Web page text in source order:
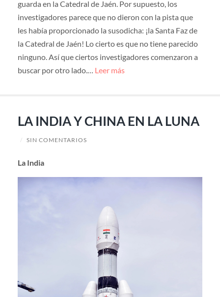
guarda en la Catedral de Jaén. Por supuesto, los
investigadores parece que no dieron con la pista que
les había proporcionado la susodicha: ¡la Santa Faz de
la Catedral de Jaén! Lo cierto es que no tiene parecido
ninguno. Así que ciertos investigadores comenzaron a
buscar por otro lado.… Leer más
LA INDIA Y CHINA EN LA LUNA
/ SIN COMENTARIOS
La India